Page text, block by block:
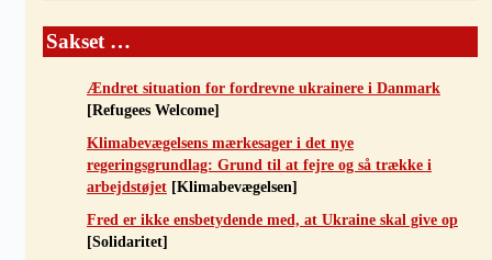
Sakset …
Ændret situation for fordrevne ukrainere i Danmark
[Refugees Welcome]
Klimabevægelsens mærkesager i det nye
regeringsgrundlag: Grund til at fejre og så trække i
arbejdstøjet [Klimabevægelsen]
Fred er ikke ensbetydende med, at Ukraine skal give op
[Solidaritet]